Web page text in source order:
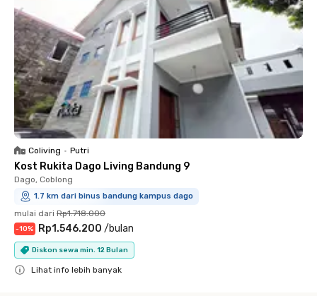
Coliving • Putri
Kost Rukita Dago Living Bandung 9
Dago, Coblong
1.7 km dari binus bandung kampus dago
mulai dari Rp1.718.000
-10% Rp1.546.200 /bulan
Diskon sewa min. 12 Bulan
Lihat info lebih banyak